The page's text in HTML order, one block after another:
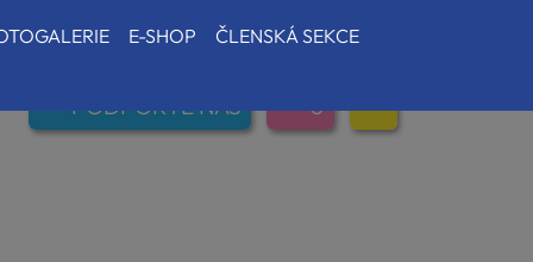
E-SHOP ČLENSKÁ SEKCE
PODPOŘTE NÁS 0